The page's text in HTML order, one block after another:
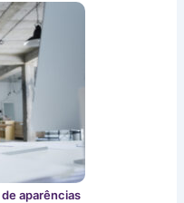
aparências